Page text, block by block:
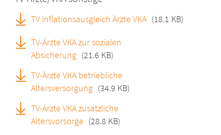
TV Inflationsausgleich Ärzte VKA (18.1 KB)
TV-Ärzte VKA zur sozialen
Absicherung (21.6 KB)
TV-Ärzte VKA betriebliche
Altersversorgung (34.9 KB)
TV-Ärzte VKA zusätzliche
Altersvorsorge (28.8 KB)